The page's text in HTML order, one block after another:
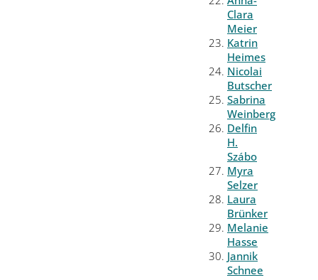
Clara
Meier
Katrin
Heimes
Nicolai
Butscher
Sabrina
Weinberg
Delfin
H.
Szábo
Myra
Selzer
Laura
Brünker
Melanie
Hasse
Jannik
Schnee